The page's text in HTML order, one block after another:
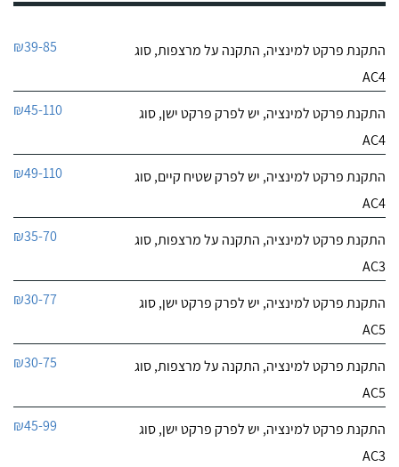
התקנת פרקט למינציה, התקנה על מרצפות, סוג
AC4
₪39-85
התקנת פרקט למינציה, יש לפרק פרקט ישן, סוג
AC4
₪45-110
התקנת פרקט למינציה, יש לפרק שטיח קיים, סוג
AC4
₪49-110
התקנת פרקט למינציה, התקנה על מרצפות, סוג
AC3
₪35-70
התקנת פרקט למינציה, יש לפרק פרקט ישן, סוג
AC5
₪30-77
התקנת פרקט למינציה, התקנה על מרצפות, סוג
AC5
₪30-75
התקנת פרקט למינציה, יש לפרק פרקט ישן, סוג
AC3
₪45-99